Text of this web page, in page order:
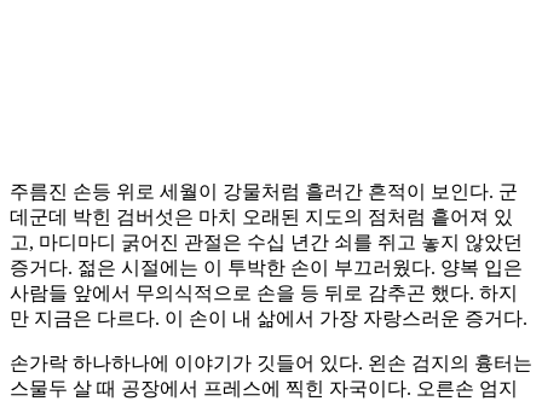
주름진 손등 위로 세월이 강물처럼 흘러간 흔적이 보인다. 군
데군데 박힌 검버섯은 마치 오래된 지도의 점처럼 흩어져 있
고, 마디마디 굵어진 관절은 수십 년간 쇠를 쥐고 놓지 않았던
증거다. 젊은 시절에는 이 투박한 손이 부끄러웠다. 양복 입은
사람들 앞에서 무의식적으로 손을 등 뒤로 감추곤 했다. 하지
만 지금은 다르다. 이 손이 내 삶에서 가장 자랑스러운 증거다.
손가락 하나하나에 이야기가 깃들어 있다. 왼손 검지의 흉터는
스물두 살 때 공장에서 프레스에 찍힌 자국이다. 오른손 엄지